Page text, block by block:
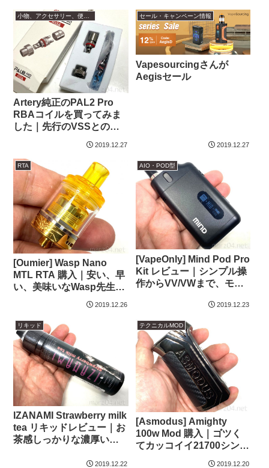
Artery純正のPAL2 Pro
RBAコイルを買ってみま
した｜先行のVSSとの比
2019.12.27
セール・キャンペーン情報
Vapesourcingさんが
Aegisセール
2019.12.27
RTA
[Oumier] Wasp Nano
MTL RTA 購入｜安い、早
い、美味いなWasp先生の
2019.12.26
AIO・POD型
[VapeOnly] Mind Pod Pro
Kit レビュー｜シンプル操
作からVV/VWまで、モー
2019.12.23
リキッド
IZANAMI Strawberry milk
tea リキッドレビュー｜お
茶感しっかりな濃厚いち
2019.12.22
テクニカルMOD
[Asmodus] Amighty
100w Mod 購入｜ゴツく
てカッコイイ21700シング
2019.12.20